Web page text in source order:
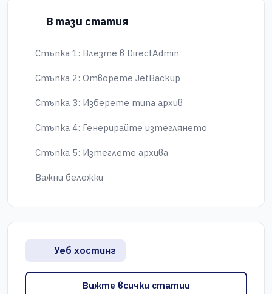
В тази статия
Стъпка 1: Влезте в DirectAdmin
Стъпка 2: Отворете JetBackup
Стъпка 3: Изберете типа архив
Стъпка 4: Генерирайте изтеглянето
Стъпка 5: Изтеглете архива
Важни бележки
Уеб хостинг
Вижте всички статии